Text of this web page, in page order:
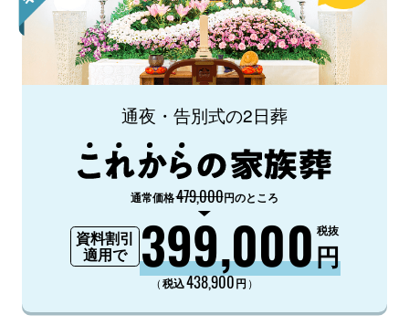
通夜・告別式の2日葬
通常価格479,000円のところ
資料割引
適用で
399,000円
税抜
（税込438,900円 ）